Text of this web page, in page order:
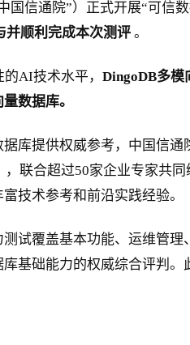
国信通院”）正式开展“可信
并顺利完成本次测评 。
AI技术水平， DingoDB多模
数据库。
库提供权威参考，中国信
联合超过50家企业专家共
技术参考和前沿实践经验。
试覆盖基本功能、运维管
基础能力的权威综合评判